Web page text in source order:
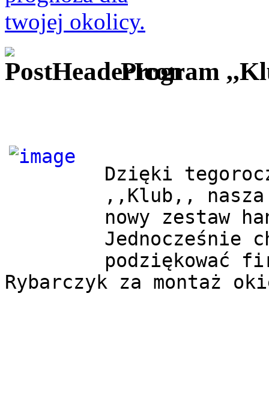
Program
Dzięki
,,Klub,, nasza
nowy zestaw
Jednocześnie
podziękować
Rybarczyk za montaż